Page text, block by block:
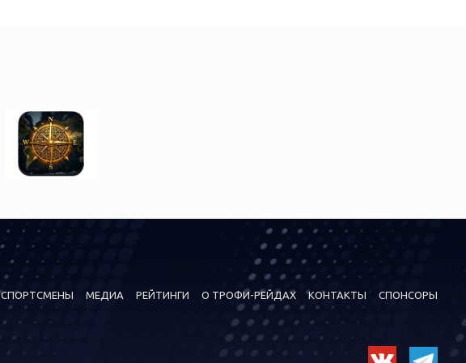
СПОРТСМЕНЫ МЕДИА РЕЙТИНГИ О ТРОФИ-РЕЙДАХ КОНТАКТЫ СПОНСОРЫ